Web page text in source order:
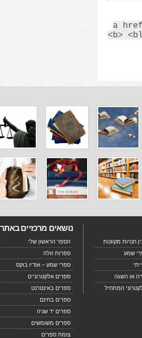
<a
<b>
חנויות מקוונות
שמע
או השגה
המתחיל
נושאים מרכזיים באתר
הספר הראשון שלי
ספרות זולה
ספרי שמע – אודיו בוקס
ספרים אלקטרוניים
ספרים באינטרנט
ספרים בחינם
ספרים יד שניה
ספרים משומשים
צומת ספרים